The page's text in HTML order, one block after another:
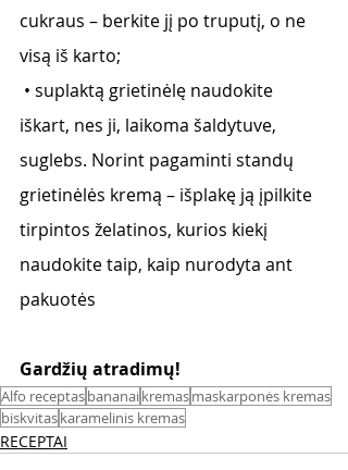
cukraus – berkite jį po truputį, o ne
visą iš karto;
iškart, nes ji, laikoma šaldytuve,
suglebs. Norint pagaminti standų
grietinėlės kremą – išplakę ją įpilkite
tirpintos želatinos, kurios kiekį
naudokite taip, kaip nurodyta ant
pakuotės
Gardžių atradimų!
Alfo receptasbananaikremasmaskarponės kremas
biskvitaskaramelinis kremas
RECEPTAI